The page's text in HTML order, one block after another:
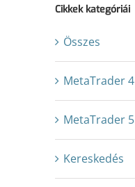
Cikkek kategóriái
Összes
MetaTrader 4
MetaTrader 5
Kereskedés